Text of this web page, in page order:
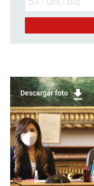
Descargar foto